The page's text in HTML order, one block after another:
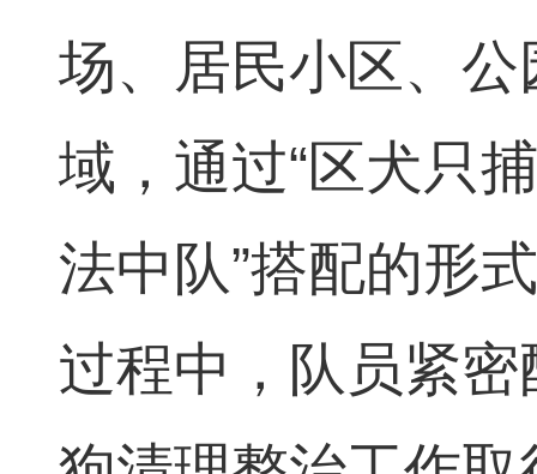
场、居民小区、
域，通过“区犬只
法中队”搭配的形
过程中，队员紧